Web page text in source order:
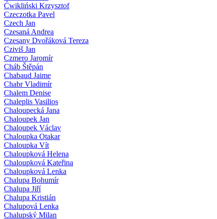
Ćwikliński Krzysztof
Czeczotka Pavel
Czech Jan
Czesaná Andrea
Czesany Dvořáková Tereza
Cziviš Jan
Czmero Jaromír
Cháb Štěpán
Chabaud Jaime
Chabr Vladimír
Chalem Denise
Chaleplis Vasilios
Chaloupecká Jana
Chaloupek Jan
Chaloupek Václav
Chaloupka Otakar
Chaloupka Vít
Chaloupková Helena
Chaloupková Kateřina
Chaloupková Lenka
Chalupa Bohumír
Chalupa Jiří
Chalupa Kristián
Chalupová Lenka
Chalupský Milan